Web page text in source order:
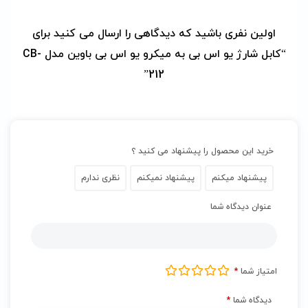
اولین نفری باشید که دیدگاهی را ارسال می کنید برای
“کابل شارژ یو اس بی به میکرو یو اس بی باوین مدل CB-
212”
خرید این محصول را پیشنهاد می کنید ؟
پیشنهاد میکنم پیشنهاد نمیکنم نظری ندارم
عنوان دیدگاه شما
امتیاز شما *
دیدگاه شما *